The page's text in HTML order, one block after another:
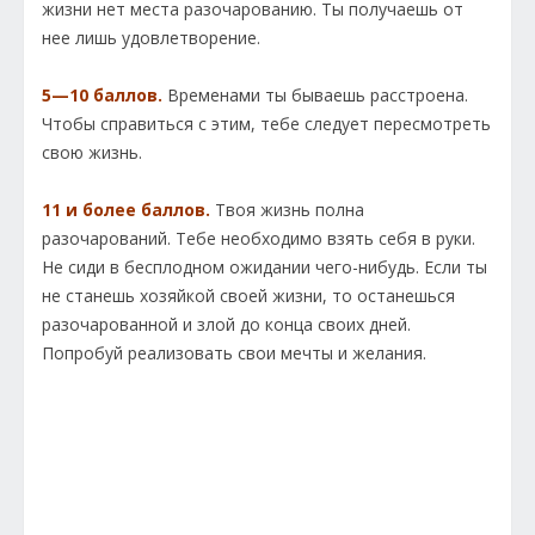
жизни нет ме­ста разочарованию. Ты получаешь от
нее лишь удовлетворение.
5—10 баллов. Временами ты бываешь расстроена.
Чтобы справиться с этим, тебе следует пересмотреть
свою жизнь.
11 и более баллов. Твоя жизнь полна
разочарований. Тебе необходимо взять себя в руки.
Не сиди в бесплодном ожида­нии чего-нибудь. Если ты
не станешь хозяйкой своей жизни, то останешься
разочарованной и злой до конца своих дней.
Попробуй реализовать свои мечты и желания.